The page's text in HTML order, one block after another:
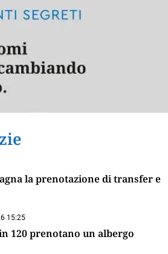
la prenotazione di transfer e
15:25
120 prenotano un albergo